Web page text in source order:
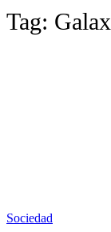
Tag:
Sociedad